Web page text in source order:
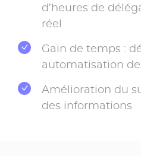
d’heures de
réel
Gain de temps :
automatisation
Amélioration du
des informations